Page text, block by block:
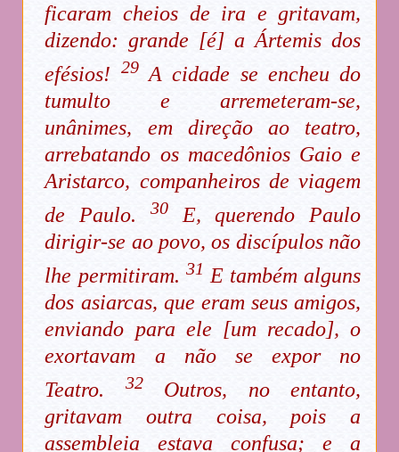
ficaram cheios de ira e gritavam,
dizendo: grande [é] a Ártemis dos
efésios! 29A cidade se encheu do
tumulto e arremeteram-se,
unânimes, em direção ao teatro,
arrebatando os macedônios Gaio e
Aristarco, companheiros de viagem
de Paulo. 30E, querendo Paulo
dirigir-se ao povo, os discípulos não
lhe permitiram. 31 E também alguns
dos asiarcas, que eram seus amigos,
enviando para ele [um recado], o
exortavam a não se expor no
Teatro. 32Outros, no entanto,
gritavam outra coisa, pois a
assembleia estava confusa; e a